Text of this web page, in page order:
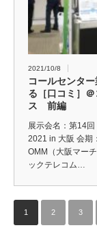
2021/10/8
コールセンタ
る［口コミ］
ス 前編
展示会名：第14
2021 in 大阪 会期
OMM（大阪マー
ックテレコム…
1 2 3